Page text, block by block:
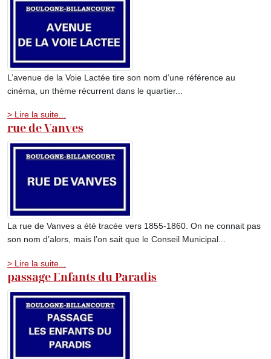
L’avenue de la Voie Lactée tire son nom d’une référence au
cinéma, un thème récurrent dans le quartier...
> Lire la suite...
rue de Vanves
La rue de Vanves a été tracée vers 1855-1860. On ne connait pas
son nom d’alors, mais l’on sait que le Conseil Municipal...
> Lire la suite...
passage Enfants du Paradis